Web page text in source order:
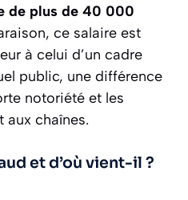
de plus de 40 000
ce salaire est
à celui d’un cadre
public, une différence
notoriété et les
aux chaînes.
et d’où vient-il ?